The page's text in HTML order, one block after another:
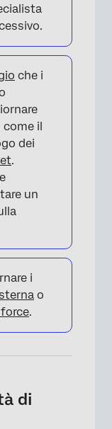
che i
come il
dei
.
un
i
o
.
di